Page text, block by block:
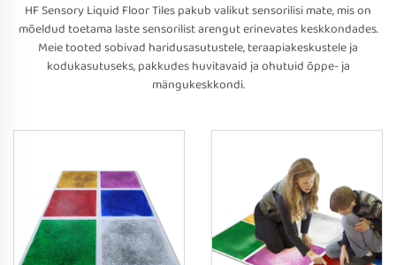
HF Sensory Liquid Floor Tiles pakub valikut sensorilisi mate, mis on
mõeldud toetama laste sensorilist arengut erinevates keskkondades.
Meie tooted sobivad haridusasutustele, teraapiakeskustele ja
kodukasutuseks, pakkudes huvitavaid ja ohutuid õppe- ja
mängukeskkondi.